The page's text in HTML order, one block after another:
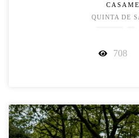
QUINTA DE
708